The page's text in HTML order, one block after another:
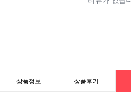
상품정보 상품후기